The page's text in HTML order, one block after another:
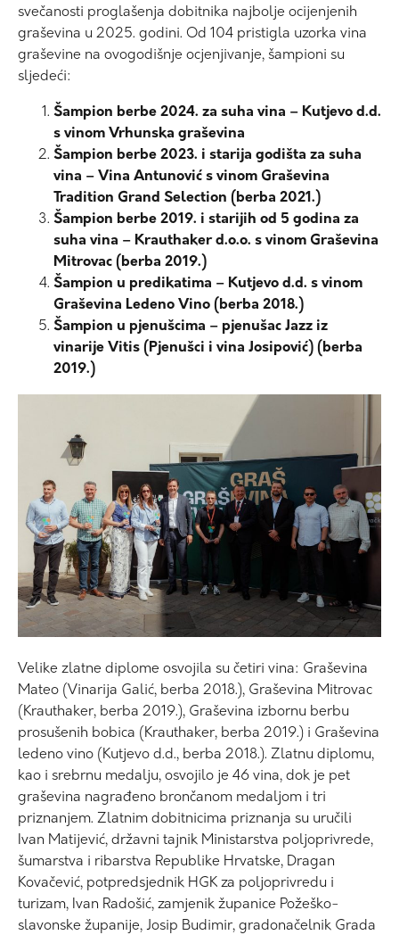
svečanosti proglašenja dobitnika najbolje ocijenjenih
graševina u 2025. godini. Od 104 pristigla uzorka vina
graševine na ovogodišnje ocjenjivanje, šampioni su
sljedeći:
Šampion berbe 2024. za suha vina – Kutjevo d.d.
s vinom Vrhunska graševina
Šampion berbe 2023. i starija godišta za suha
vina – Vina Antunović s vinom Graševina
Tradition Grand Selection (berba 2021.)
Šampion berbe 2019. i starijih od 5 godina za
suha vina – Krauthaker d.o.o. s vinom Graševina
Mitrovac (berba 2019.)
Šampion u predikatima – Kutjevo d.d. s vinom
Graševina Ledeno Vino (berba 2018.)
Šampion u pjenušcima – pjenušac Jazz iz
vinarije Vitis (Pjenušci i vina Josipović) (berba
2019.)
Velike zlatne diplome osvojila su četiri vina: Graševina
Mateo (Vinarija Galić, berba 2018.), Graševina Mitrovac
(Krauthaker, berba 2019.), Graševina izbornu berbu
prosušenih bobica (Krauthaker, berba 2019.) i Graševina
ledeno vino (Kutjevo d.d., berba 2018.). Zlatnu diplomu,
kao i srebrnu medalju, osvojilo je 46 vina, dok je pet
graševina nagrađeno brončanom medaljom i tri
priznanjem. Zlatnim dobitnicima priznanja su uručili
Ivan Matijević, državni tajnik Ministarstva poljoprivrede,
šumarstva i ribarstva Republike Hrvatske, Dragan
Kovačević, potpredsjednik HGK za poljoprivredu i
turizam, Ivan Radošić, zamjenik županice Požeško-
slavonske županije, Josip Budimir, gradonačelnik Grada